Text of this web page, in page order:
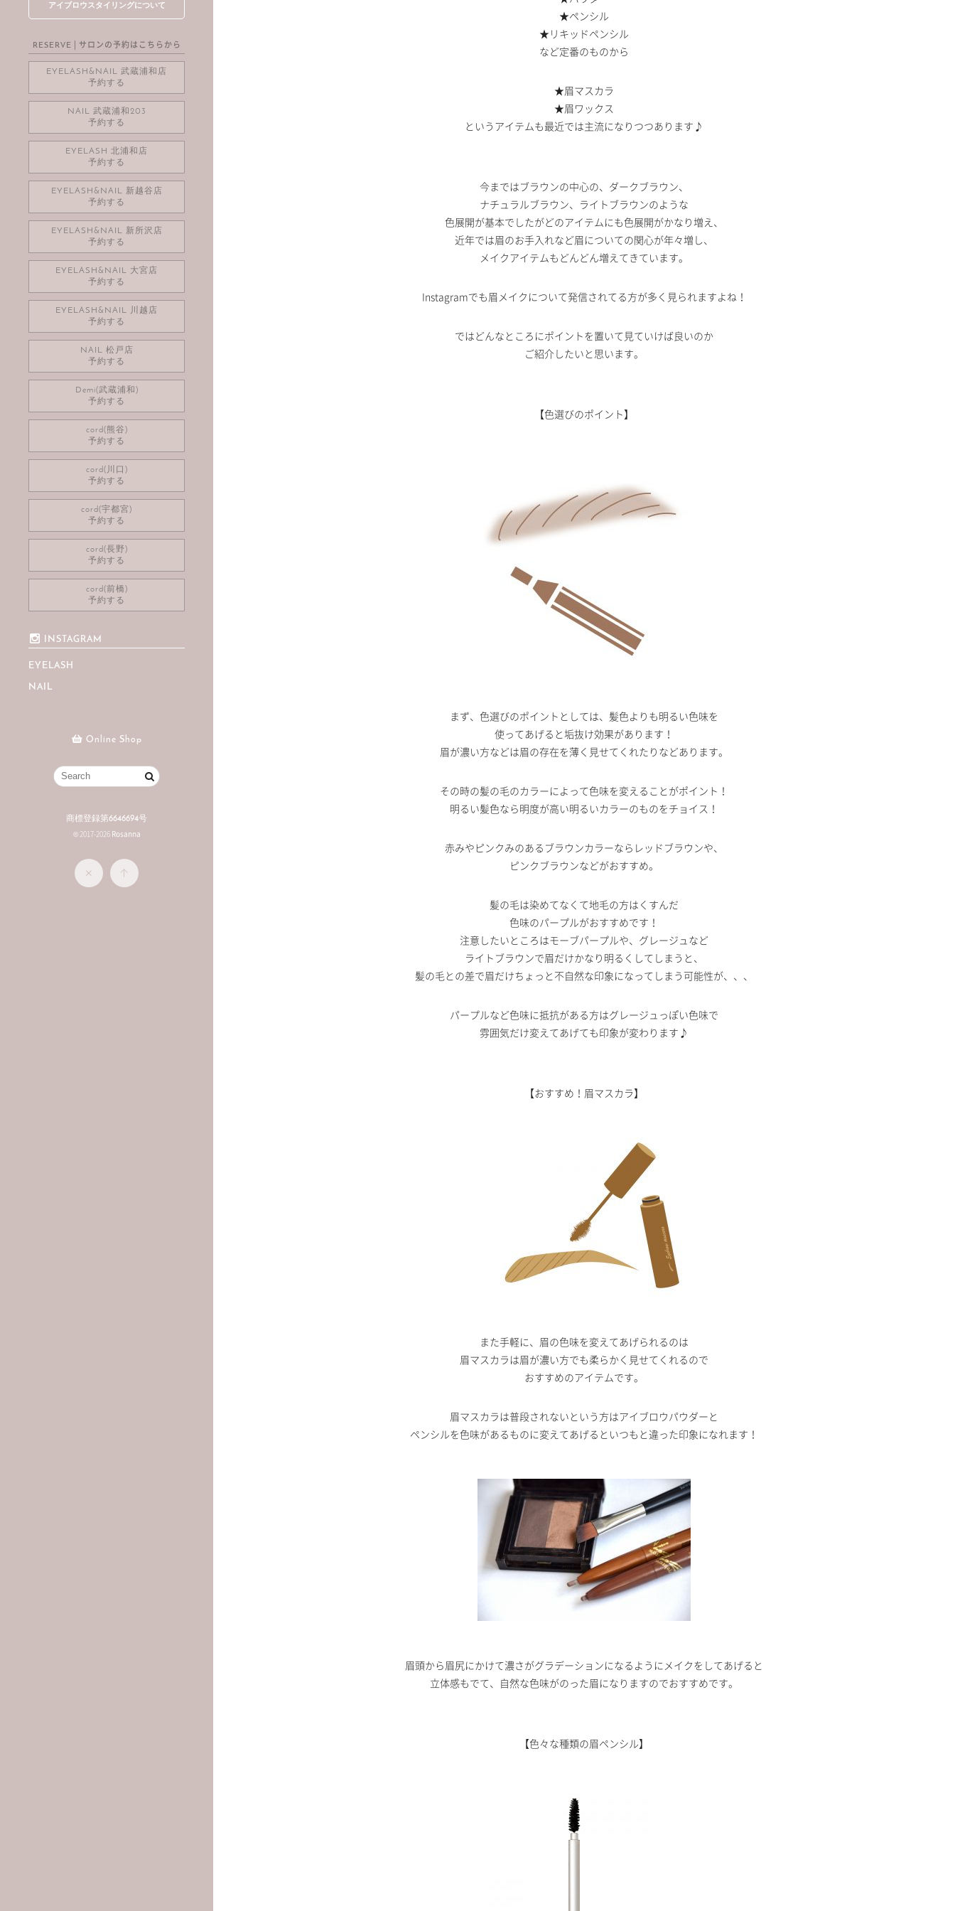
アイブロウスタイリングについて
RESERVE | サロンの予約はこちらから
EYELASH&NAIL 武蔵浦和店
予約する
NAIL 武蔵浦和203
予約する
EYELASH 北浦和店
予約する
EYELASH&NAIL 新越谷店
予約する
EYELASH&NAIL 新所沢店
予約する
EYELASH&NAIL 大宮店
予約する
EYELASH&NAIL 川越店
予約する
NAIL 松戸店
予約する
Demi(武蔵浦和)
予約する
cord(熊谷)
予約する
cord(川口)
予約する
cord(宇都宮)
予約する
cord(長野)
予約する
cord(前橋)
予約する
INSTAGRAM
EYELASH
NAIL
Online Shop
商標登録第6646694号
© 2017-2026 Rosanna
★ペンシル
★リキッドペンシル
など定番のものから
★眉マスカラ
★眉ワックス
というアイテムも最近では主流になりつつあります♪
今まではブラウンの中心の、ダークブラウン、
ナチュラルブラウン、ライトブラウンのような
色展開が基本でしたがどのアイテムにも色展開がかなり増え、
近年では眉のお手入れなど眉についての関心が年々増し、
メイクアイテムもどんどん増えてきています。
Instagramでも眉メイクについて発信されてる方が多く見られますよね！
ではどんなところにポイントを置いて見ていけば良いのか
ご紹介したいと思います。
【色選びのポイント】
まず、色選びのポイントとしては、髪色よりも明るい色味を
使ってあげると垢抜け効果があります！
眉が濃い方などは眉の存在を薄く見せてくれたりなどあります。
その時の髪の毛のカラーによって色味を変えることがポイント！
明るい髪色なら明度が高い明るいカラーのものをチョイス！
赤みやピンクみのあるブラウンカラーならレッドブラウンや、
ピンクブラウンなどがおすすめ。
髪の毛は染めてなくて地毛の方はくすんだ
色味のパープルがおすすめです！
注意したいところはモーブパープルや、グレージュなど
ライトブラウンで眉だけかなり明るくしてしまうと、
髪の毛との差で眉だけちょっと不自然な印象になってしまう可能性が、、、
パープルなど色味に抵抗がある方はグレージュっぽい色味で
雰囲気だけ変えてあげても印象が変わります♪
【おすすめ！眉マスカラ】
また手軽に、眉の色味を変えてあげられるのは
眉マスカラは眉が濃い方でも柔らかく見せてくれるので
おすすめのアイテムです。
眉マスカラは普段されないという方はアイブロウパウダーと
ペンシルを色味があるものに変えてあげるといつもと違った印象になれます！
眉頭から眉尻にかけて濃さがグラデーションになるようにメイクをしてあげると
立体感もでて、自然な色味がのった眉になりますのでおすすめです。
【色々な種類の眉ペンシル】